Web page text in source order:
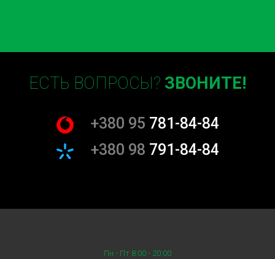
ЕСТЬ ВОПРОСЫ? ЗВОНИТЕ!
+380 95 781-84-84
+380 98 791-84-84
Пн - Пт 8:00 - 20:00